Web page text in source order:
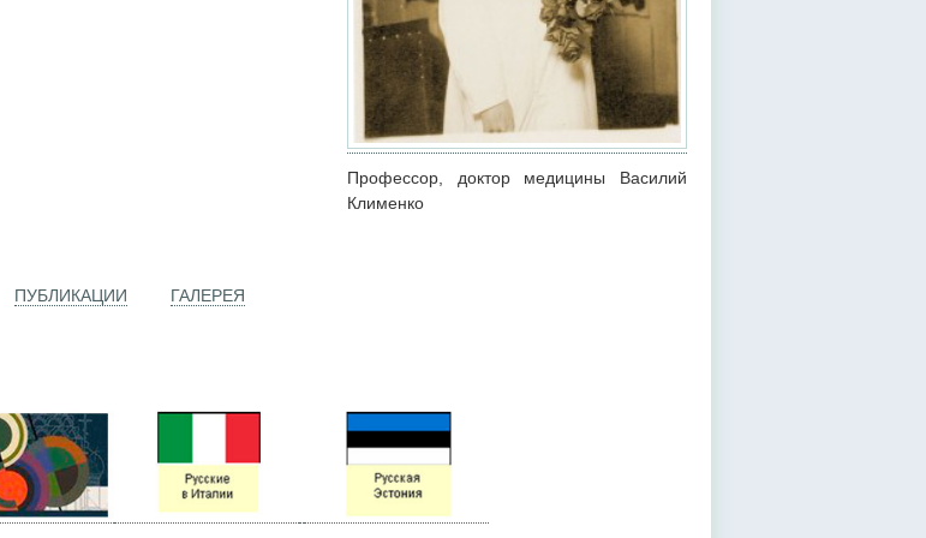
Профессор, доктор медицины Василий
Клименко
ПУБЛИКАЦИИ ГАЛЕРЕЯ